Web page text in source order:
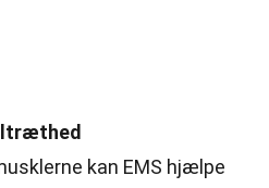
kan EMS hjælpe